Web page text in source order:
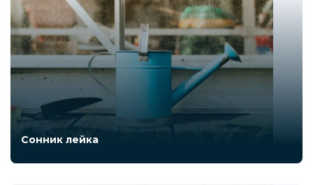
Сонник лейка